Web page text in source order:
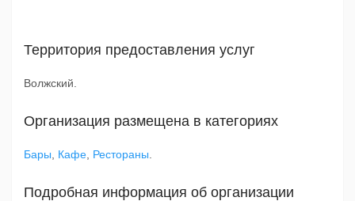
Территория предоставления услуг
Волжский.
Организация размещена в категориях
Бары Кафе Рестораны
Подробная информация об организации